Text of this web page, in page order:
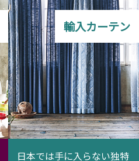
輸入カーテン
日本では手に入らない独特